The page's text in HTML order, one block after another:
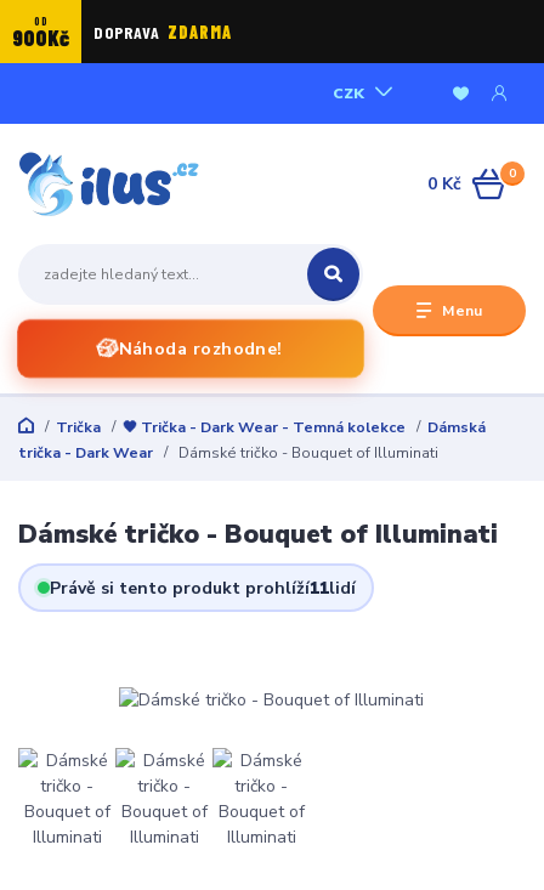
OD
900Kč DOPRAVA ZDARMA
Menu
CZK
🎲Náhoda rozhodne!
0
0 Kč
Trička 🖤 Trička - Dark Wear - Temná kolekce
Dámská
trička - Dark Wear
Dámské tričko - Bouquet of Illuminati
Dámské tričko - Bouquet of Illuminati
Právě si tento produkt prohlíží11lidí